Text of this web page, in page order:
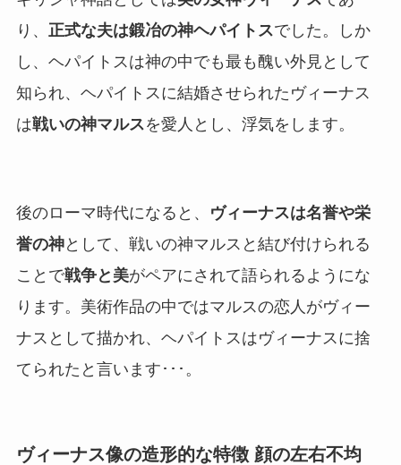
り、 正式な夫は鍛冶の神ヘパイトスでした。しか
し、ヘパイトスは神の中でも最も醜い外見として
知られ、ヘパイトスに結婚させられたヴィーナス
は戦いの神マルスを愛人とし、浮気をします。
後のローマ時代になると、
ヴィーナスは名誉や栄
誉の神として、戦いの神マルスと結び付けられる
ことで戦争と美がペアにされて語られるようにな
ります。美術作品の中ではマルスの恋人がヴィー
ナスとして描かれ、ヘパイトスはヴィーナスに捨
てられたと言います･･･。
ヴィーナス像の造形的な特徴 顔の左右不均